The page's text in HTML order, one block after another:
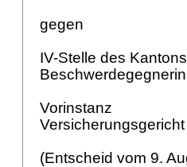
gegen
IV-Stelle des
Beschwerdegegnerin
Vorinstanz
(Entscheid vom 9.